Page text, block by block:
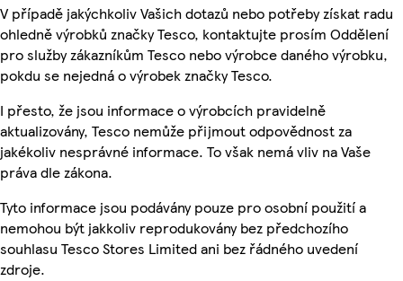
V případě jakýchkoliv Vašich dotazů nebo potřeby získat radu
ohledně výrobků značky Tesco, kontaktujte prosím Oddělení
pro služby zákazníkům Tesco nebo výrobce daného výrobku,
pokdu se nejedná o výrobek značky Tesco.
I přesto, že jsou informace o výrobcích pravidelně
aktualizovány, Tesco nemůže přijmout odpovědnost za
jakékoliv nesprávné informace. To však nemá vliv na Vaše
práva dle zákona.
Tyto informace jsou podávány pouze pro osobní použití a
nemohou být jakkoliv reprodukovány bez předchozího
souhlasu Tesco Stores Limited ani bez řádného uvedení
zdroje.